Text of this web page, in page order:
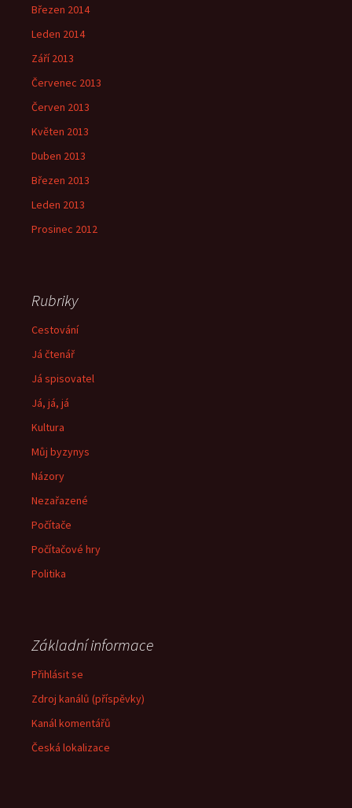
Březen 2014
Leden 2014
Září 2013
Červenec 2013
Červen 2013
Květen 2013
Duben 2013
Březen 2013
Leden 2013
Prosinec 2012
Rubriky
Cestování
Já čtenář
Já spisovatel
Já, já, já
Kultura
Můj byzynys
Názory
Nezařazené
Počítače
Počítačové hry
Politika
Základní informace
Přihlásit se
Zdroj kanálů (příspěvky)
Kanál komentářů
Česká lokalizace